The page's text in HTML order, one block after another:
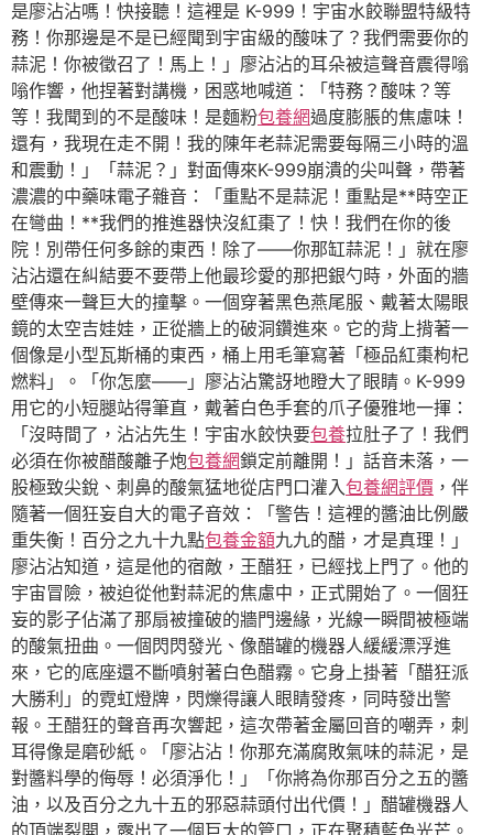
是廖沾沾嗎！快接聽！這裡是 K-999！宇宙水餃聯盟特級特
務！你那邊是不是已經聞到宇宙級的酸味了？我們需要你的
蒜泥！你被徵召了！馬上！」廖沾沾的耳朵被這聲音震得嗡
嗡作響，他捏著對講機，困惑地喊道：「特務？酸味？等
等！我聞到的不是酸味！是麵粉包養網過度膨脹的焦慮味！
還有，我現在走不開！我的陳年老蒜泥需要每隔三小時的溫
和震動！」「蒜泥？」對面傳來K-999崩潰的尖叫聲，帶著
濃濃的中藥味電子雜音：「重點不是蒜泥！重點是**時空正
在彎曲！**我們的推進器快沒紅棗了！快！我們在你的後
院！別帶任何多餘的東西！除了——你那缸蒜泥！」就在廖
沾沾還在糾結要不要帶上他最珍愛的那把銀勺時，外面的牆
壁傳來一聲巨大的撞擊。一個穿著黑色燕尾服、戴著太陽眼
鏡的太空吉娃娃，正從牆上的破洞鑽進來。它的背上揹著一
個像是小型瓦斯桶的東西，桶上用毛筆寫著「極品紅棗枸杞
燃料」。「你怎麼——」廖沾沾驚訝地瞪大了眼睛。K-999
用它的小短腿站得筆直，戴著白色手套的爪子優雅地一揮：
「沒時間了，沾沾先生！宇宙水餃快要包養拉肚子了！我們
必須在你被醋酸離子炮包養網鎖定前離開！」話音未落，一
股極致尖銳、刺鼻的酸氣猛地從店門口灌入包養網評價 ，伴
隨著一個狂妄自大的電子音效：「警告！這裡的醬油比例嚴
重失衡！百分之九十九點包養金額九九的醋，才是真理！」
廖沾沾知道，這是他的宿敵，王醋狂，已經找上門了。他的
宇宙冒險，被迫從他對蒜泥的焦慮中，正式開始了。一個狂
妄的影子佔滿了那扇被撞破的牆門邊緣，光線一瞬間被極端
的酸氣扭曲。一個閃閃發光、像醋罐的機器人緩緩漂浮進
來，它的底座還不斷噴射著白色醋霧。它身上掛著「醋狂派
大勝利」的霓虹燈牌，閃爍得讓人眼睛發疼，同時發出警
報。王醋狂的聲音再次響起，這次帶著金屬回音的嘲弄，刺
耳得像是磨砂紙。「廖沾沾！你那充滿腐敗氣味的蒜泥，是
對醬料學的侮辱！必須淨化！」「你將為你那百分之五的醬
油，以及百分之九十五的邪惡蒜頭付出代價！」醋罐機器人
的頂端裂開，露出了一個巨大的管口，正在聚積藍色光芒。